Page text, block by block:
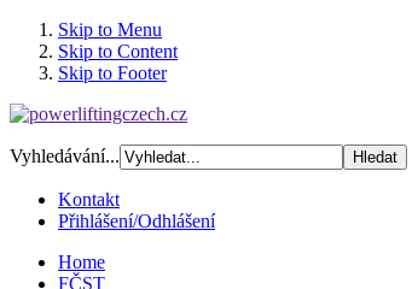
Skip to Menu
Skip to Content
Skip to Footer
Vyhledávání...
Kontakt
Přihlášení/Odhlášení
Home
FČST